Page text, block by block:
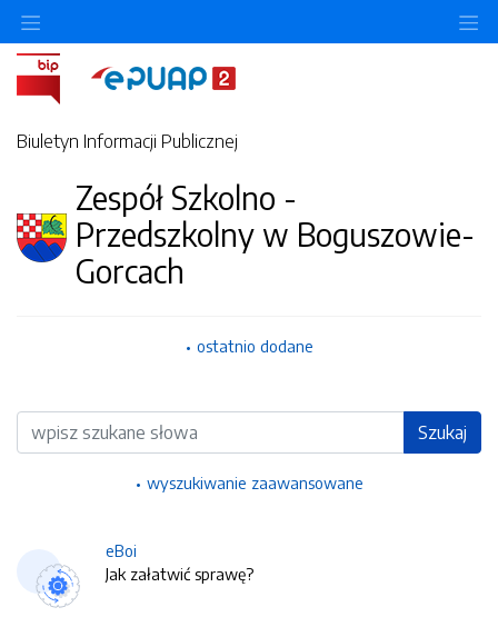
Biuletyn Informacji Publicznej
Zespół Szkolno -
Przedszkolny w Boguszowie-
Gorcach
ostatnio dodane
Wyszukiwarka Szukaj
wyszukiwanie zaawansowane
eBoi
Jak załatwić sprawę?